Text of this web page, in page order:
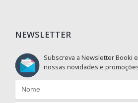
NEWSLETTER
Subscreva a Newsletter Booki
nossas novidades e